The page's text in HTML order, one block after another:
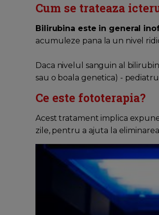
Cum se trateaza
Bilirubina este in general
acumuleze pana la un nivel
Daca nivelul sanguin al
sau o boala genetica) -
Ce este fototerapia?
Acest tratament implica
zile, pentru a ajuta la